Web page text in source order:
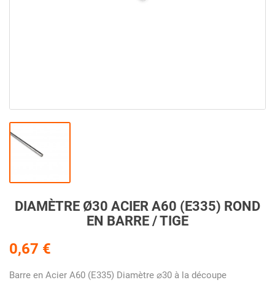
DIAMÈTRE Ø30 ACIER A60 (E335) ROND
EN BARRE / TIGE
0,67 €
Barre en Acier A60 (E335) Diamètre ⌀30 à la découpe